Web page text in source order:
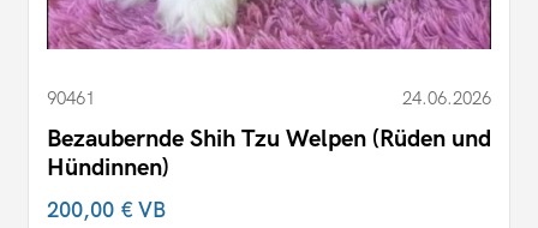
90461 24.06.2026
Bezaubernde Shih Tzu Welpen (Rüden und
Hündinnen)
200,00 €VB